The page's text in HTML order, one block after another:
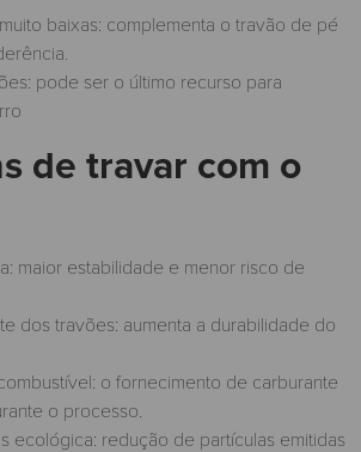
baixas: complementa o travão de pé
pode ser o último recurso para
de travar com o
maior estabilidade e menor risco de
dos travões: aumenta a durabilidade do
o fornecimento de carburante
o processo.
ecológica: redução de partículas emitidas